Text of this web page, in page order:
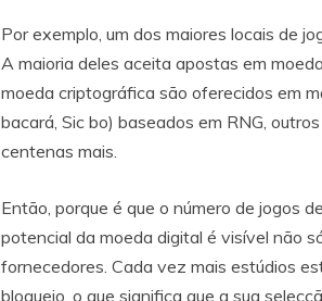
Por exemplo, um dos maiores locais de
A maioria deles aceita apostas em
moeda criptográfica são oferecidos em
bacará, Sic bo) baseados em RNG,
centenas mais.
Então, porque é que o número de jogos
potencial da moeda digital é visível não
fornecedores. Cada vez mais estúdios
bloqueio, o que significa que a sua